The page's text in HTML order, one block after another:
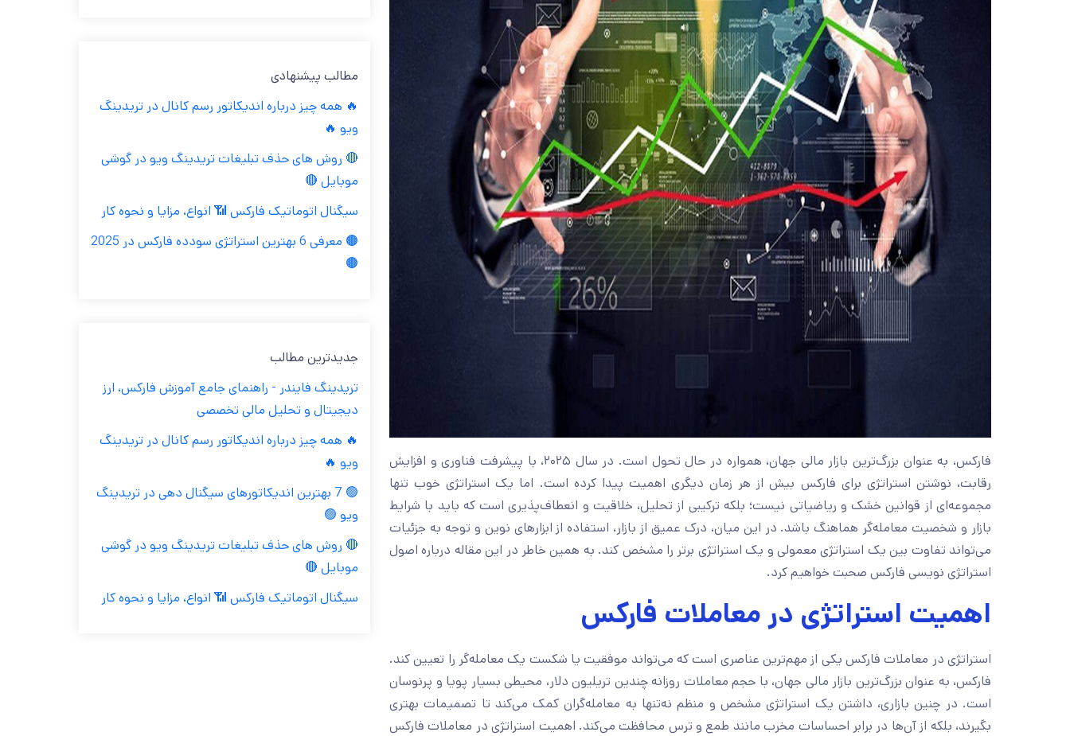
فارکس، به عنوان بزرگ‌ترین بازار مالی جهان، همواره در حال تحول است. در سال ۲۰۲۵، با پیشرفت فناوری و افزایش
رقابت، نوشتن استراتژی برای فارکس بیش از هر زمان دیگری اهمیت پیدا کرده است. اما یک استراتژی خوب تنها
مجموعه‌ای از قوانین خشک و ریاضیاتی نیست؛ بلکه ترکیبی از تحلیل، خلاقیت و انعطاف‌پذیری است که باید با شرایط
بازار و شخصیت معامله‌گر هماهنگ باشد. در این میان، درک عمیق از بازار، استفاده از ابزارهای نوین و توجه به جزئیات
می‌تواند تفاوت بین یک استراتژی معمولی و یک استراتژی برتر را مشخص کند. به همین خاطر در این مقاله درباره اصول
استراتژی نویسی فارکس صحبت خواهیم کرد.
اهمیت استراتژی در معاملات فارکس
استراتژی در معاملات فارکس یکی از مهم‌ترین عناصری است که می‌تواند موفقیت یا شکست یک معامله‌گر را تعیین کند.
فارکس، به‌ عنوان بزرگ‌ترین بازار مالی جهان، با حجم معاملات روزانه چندین تریلیون دلار، محیطی بسیار پویا و پرنوسان
است. در چنین بازاری، داشتن یک استراتژی مشخص و منظم نه‌تنها به معامله‌گران کمک می‌کند تا تصمیمات بهتری
بگیرند، بلکه از آن‌ها در برابر احساسات مخرب مانند طمع و ترس محافظت می‌کند. اهمیت استراتژی در معاملات فارکس
مطالب پیشنهادی
🔥 همه چیز درباره اندیکاتور رسم کانال در تریدینگ
ویو 🔥
🔴 روش های حذف تبلیغات تریدینگ ویو در گوشی
موبایل 🔴
سیگنال اتوماتیک فارکس 📶 انواع، مزایا و نحوه کار
🟤 معرفی 6 بهترین استراتژی سودده فارکس در 2025
🟤
جدیدترین مطالب
تریدینگ فایندر - راهنمای جامع آموزش فارکس، ارز
دیجیتال و تحلیل مالی تخصصی
🔥 همه چیز درباره اندیکاتور رسم کانال در تریدینگ
ویو 🔥
🟢 7 بهترین اندیکاتورهای سیگنال دهی در تریدینگ
ویو 🟢
🔴 روش های حذف تبلیغات تریدینگ ویو در گوشی
موبایل 🔴
سیگنال اتوماتیک فارکس 📶 انواع، مزایا و نحوه کار